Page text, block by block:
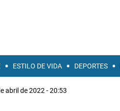
ESTILO DE VIDA DEPORTES
abril de 2022 - 20:53